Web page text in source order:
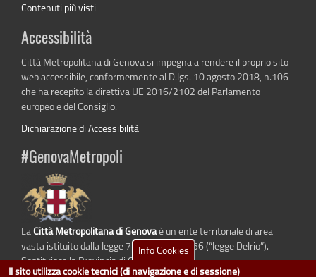
Contenuti più visti
Accessibilità
Città Metropolitana di Genova si impegna a rendere il proprio sito
web accessibile, conformemente al D.lgs. 10 agosto 2018, n.106
che ha recepito la direttiva UE 2016/2102 del Parlamento
europeo e del Consiglio.
Dichiarazione di Accessibilità
#GenovaMetropoli
LaCittà Metropolitana di Genovaè un ente territoriale di area
vasta istituito dalla legge 7 aprile 2014 n. 56 (“legge Delrio”).
Sostituisce la Provincia di Genova.
Info Cookies
Il sito utilizza cookie tecnici (di navigazione e di sessione)